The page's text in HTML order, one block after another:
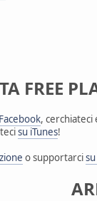
FREE
, cerchiateci
su iTunes!
o supportarci